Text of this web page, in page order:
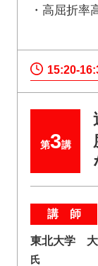
・高屈折率
15:20-
第3講
講 師
東北大学 大
氏